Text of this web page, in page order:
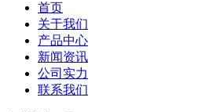
首页
关于我们
产品中心
新闻资讯
公司实力
联系我们